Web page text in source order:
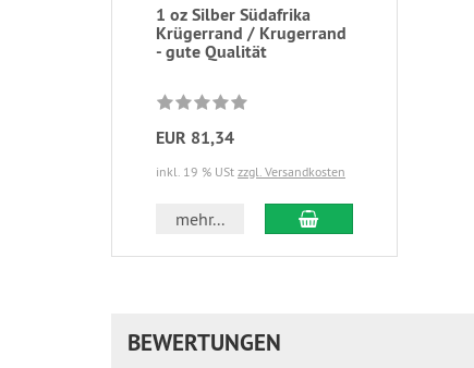
1 oz Silber Südafrika
Krügerrand / Krugerrand
- gute Qualität
EUR 81,34
inkl. 19 % USt zzgl. Versandkosten
mehr... In den Warenkorb
BEWERTUNGEN